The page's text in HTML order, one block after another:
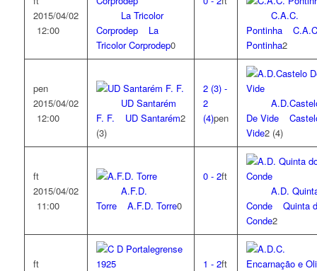
2015/04/02
12:00
La Tricolor
Corprodep
La
Tricolor Corprodep0
C.A.C.
Pontinha
Pontinha2
pen
2015/04/02
12:00
UD Santarém
F. F.
UD Santarém2
(3)
2 (3)-
2
(4)pen
De Vide
Vide2 (4)
ft
2015/04/02
11:00
A.F.D.
Torre
A.F.D. Torre0
0- 2ft
A.D.
Conde
Quinta
Conde2
ft
1 - 2ft